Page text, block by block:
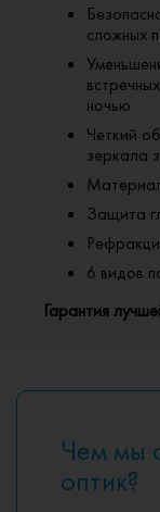
сложных
ночью
Четкий
зеркала
Защита
6 видов
Гарантия
Чем мы
оптик?